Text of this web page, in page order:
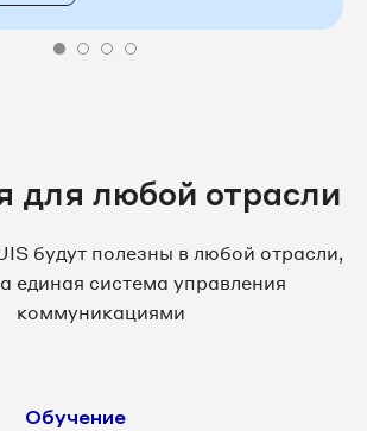
для любой отрасли
будут полезны в любой отрасли,
единая система управления
коммуникациями
Обучение